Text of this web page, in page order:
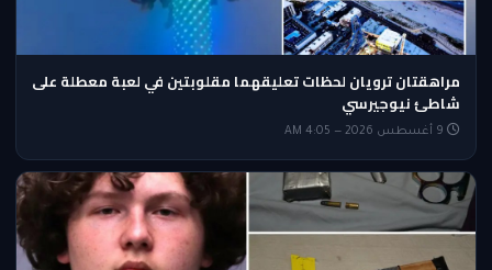
مراهقتان ترويان لحظات تعليقهما مقلوبتين في لعبة معطلة على
شاطئ نيوجيرسي